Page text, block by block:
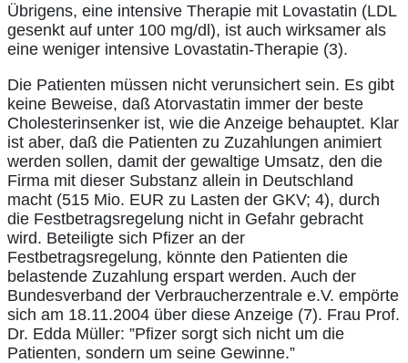
Übrigens, eine intensive Therapie mit Lovastatin (LDL
gesenkt auf unter 100 mg/dl), ist auch wirksamer als
eine weniger intensive Lovastatin-Therapie (3).
Die Patienten müssen nicht verunsichert sein. Es gibt
keine Beweise, daß Atorvastatin immer der beste
Cholesterinsenker ist, wie die Anzeige behauptet. Klar
ist aber, daß die Patienten zu Zuzahlungen animiert
werden sollen, damit der gewaltige Umsatz, den die
Firma mit dieser Substanz allein in Deutschland
macht (515 Mio. EUR zu Lasten der GKV; 4), durch
die Festbetragsregelung nicht in Gefahr gebracht
wird. Beteiligte sich Pfizer an der
Festbetragsregelung, könnte den Patienten die
belastende Zuzahlung erspart werden. Auch der
Bundesverband der Verbraucherzentrale e.V. empörte
sich am 18.11.2004 über diese Anzeige (7). Frau Prof.
Dr. Edda Müller: ”Pfizer sorgt sich nicht um die
Patienten, sondern um seine Gewinne.”